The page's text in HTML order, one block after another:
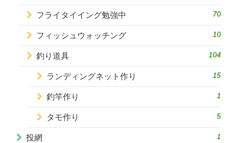
フライタイイング勉強中 70
フィッシュウォッチング 10
釣り道具 104
ランディングネット作り 15
釣竿作り 1
タモ作り 5
投網 1